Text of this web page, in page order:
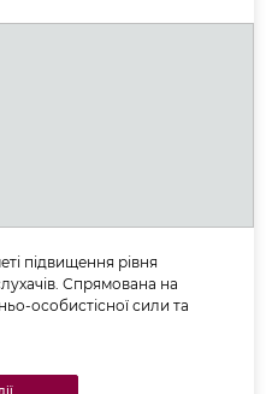
підвищення рівня
Спрямована на
особистісної сили та